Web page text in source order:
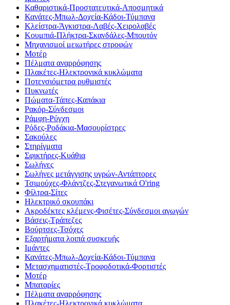
Καθαριστικά-Προστατευτικά-Αποσμητικά
Κανάτες-Μπωλ-Δοχεία-Κάδοι-Τύμπανα
Κλείστρα-Άγκιστρα-Λαβές-Χειρολαβές
Κουμπιά-Πλήκτρα-Σκανδάλες-Μπουτόν
Μηχανισμοί μειωτήρες στροφών
Μοτέρ
Πέλματα αναρρόφησης
Πλακέτες-Ηλεκτρονικά κυκλώματα
Ποτενσιόμετρα ρυθμιστές
Πυκνωτές
Πώματα-Τάπες-Καπάκια
Ρακόρ-Σύνδεσμοι
Ράμφη-Ρύγχη
Ρόδες-Ροδάκια-Μασουρίστρες
Σακούλες
Στηρίγματα
Σφικτήρες-Κυάθια
Σωλήνες
Σωλήνες μετάγγισης υγρών-Αντάπτορες
Τσιμούχες-Φλάντζες-Στεγανωτικά O'ring
Φίλτρα-Σίτες
Ηλεκτρικό σκουπάκι
Ακροδέκτες κλέμενς-Φισέτες-Σύνδεσμοι αγωγών
Βάσεις-Τράπεζες
Βούρτσες-Τσόχες
Εξαρτήματα λοιπά συσκευής
Ιμάντες
Κανάτες-Μπωλ-Δοχεία-Κάδοι-Τύμπανα
Μετασχηματιστές-Τροφοδοτικά-Φορτιστές
Μοτέρ
Μπαταρίες
Πέλματα αναρρόφησης
Πλακέτες-Ηλεκτρονικά κυκλώματα